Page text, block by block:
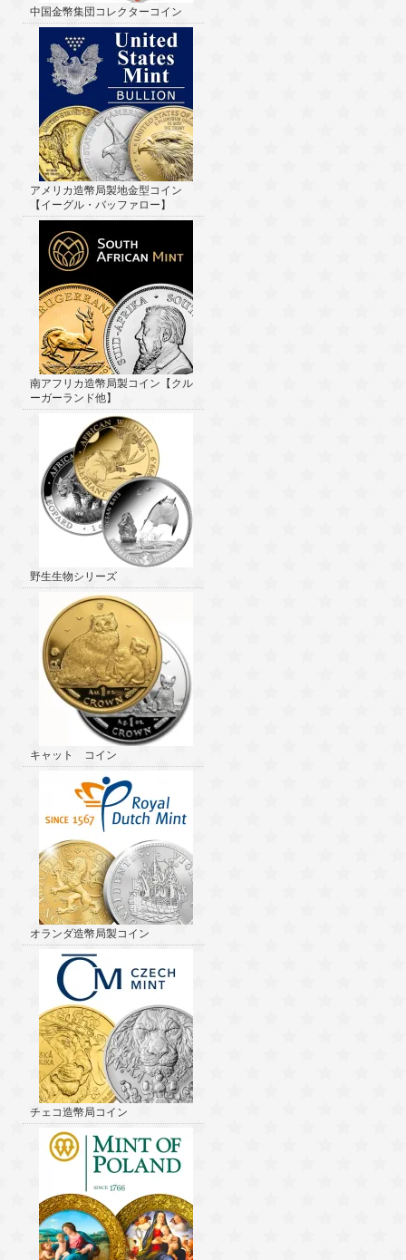
中国金幣集団コレクターコイン
アメリカ造幣局製地金型コイン
【イーグル・バッファロー】
南アフリカ造幣局製コイン【クル
ーガーランド他】
野生生物シリーズ
キャット コイン
オランダ造幣局製コイン
チェコ造幣局コイン